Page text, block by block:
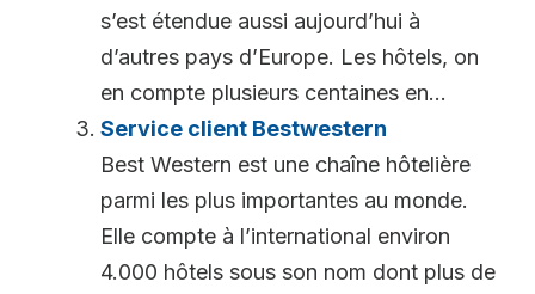
s’est étendue aussi aujourd’hui à
d’autres pays d’Europe. Les hôtels, on
en compte plusieurs centaines en...
Service client Bestwestern
Best Western est une chaîne hôtelière
parmi les plus importantes au monde.
Elle compte à l’international environ
4.000 hôtels sous son nom dont plus de